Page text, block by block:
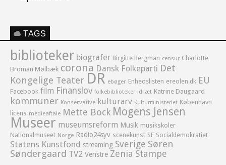
TAGS
biblioteker biografer Birgitte Bergman censur Charlotte
Broman Mølbæk corona Dansk Folkeparti Det
Kongelige Teater DR ebøger Enhedslisten ereolen.dk EU
Facebook film Finanslov folkebiblioteker idræt Katrine Daugaard
kommuner Konservative kulturarv Kulturministeriet København
licens medieaftale Mette Bock Mogens Jensen
Museer museumsreform Musik musikskoler
Nationalmuseet Norge Radio24syv scenekunst SF Socialdemokratiet
Statens Kunstfond streaming Sverige Søren
Søndergaard TV2 Venstre Zenia Stampe